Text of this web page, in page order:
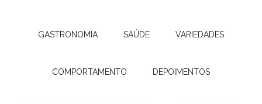
GASTRONOMIA SAÚDE VARIEDADES
COMPORTAMENTO DEPOIMENTOS